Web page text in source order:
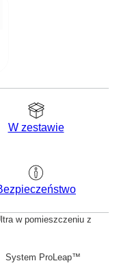
W zestawie